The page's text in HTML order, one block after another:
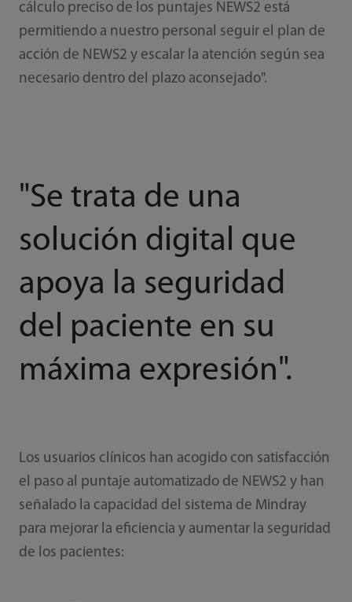
cálculo preciso de los puntajes NEWS2 está
permitiendo a nuestro personal seguir el plan de
acción de NEWS2 y escalar la atención según sea
necesario dentro del plazo aconsejado".
"Se trata de una
solución digital que
apoya la seguridad
del paciente en su
máxima expresión".
Los usuarios clínicos han acogido con satisfacción
el paso al puntaje automatizado de NEWS2 y han
señalado la capacidad del sistema de Mindray
para mejorar la eficiencia y aumentar la seguridad
de los pacientes: